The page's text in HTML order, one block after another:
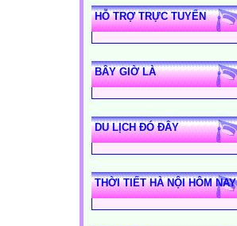
HỖ TRỢ TRỰC TUYẾN
BÂY GIỜ LÀ
DU LỊCH ĐÓ ĐÂY
THỜI TIẾT HÀ NỘI HÔM NAY